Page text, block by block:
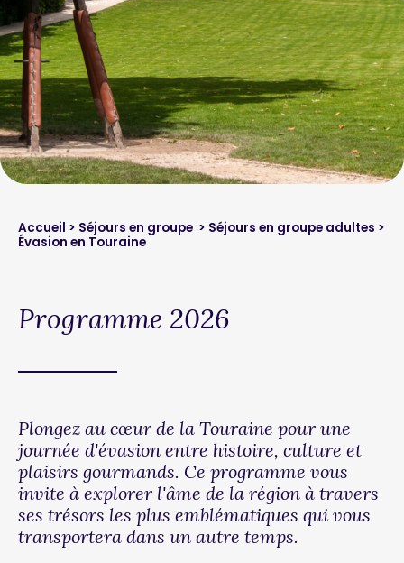
Accueil > Séjours en groupe > Séjours en groupe adultes >
Évasion en Touraine
Programme 2026
Plongez au cœur de la Touraine pour une
journée d'évasion entre histoire, culture et
plaisirs gourmands. Ce programme vous
invite à explorer l'âme de la région à travers
ses trésors les plus emblématiques qui vous
transportera dans un autre temps.